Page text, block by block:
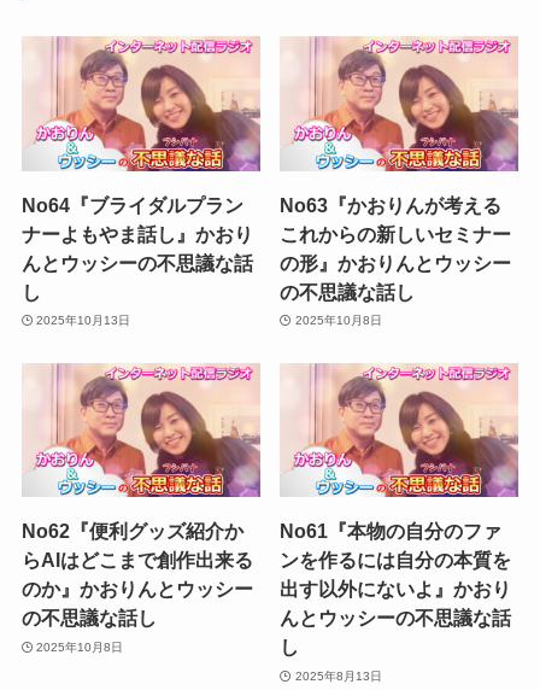
No64『ブライダルプラン
ナーよもやま話し』かおり
んとウッシーの不思議な話
し
2025年10月13日
No63『かおりんが考える
これからの新しいセミナー
の形』かおりんとウッシー
の不思議な話し
2025年10月8日
No62『便利グッズ紹介か
らAIはどこまで創作出来る
のか』かおりんとウッシー
の不思議な話し
2025年10月8日
No61『本物の自分のファ
ンを作るには自分の本質を
出す以外にないよ』かおり
んとウッシーの不思議な話
し
2025年8月13日